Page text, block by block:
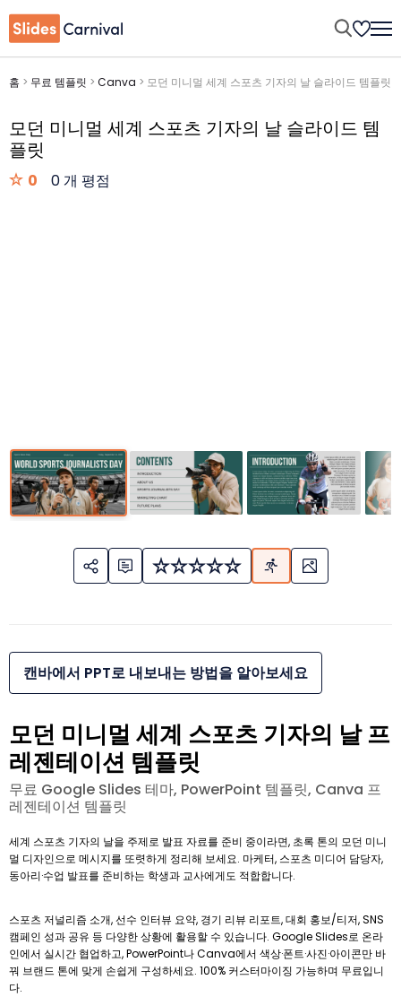
홈 > 무료 템플릿 > Canva > 모던 미니멀 세계 스포츠 기자의 날 슬라이드 템플릿
모던 미니멀 세계 스포츠 기자의 날 슬라이드 템
플릿
0 0 개 평점
캔바에서 PPT로 내보내는 방법을 알아보세요
모던 미니멀 세계 스포츠 기자의 날 프
레젠테이션 템플릿
무료 Google Slides 테마, PowerPoint 템플릿, Canva 프
레젠테이션 템플릿
세계 스포츠 기자의 날을 주제로 발표 자료를 준비 중이라면, 초록 톤의 모던 미니
멀 디자인으로 메시지를 또렷하게 정리해 보세요. 마케터, 스포츠 미디어 담당자,
동아리·수업 발표를 준비하는 학생과 교사에게도 적합합니다.
스포츠 저널리즘 소개, 선수 인터뷰 요약, 경기 리뷰 리포트, 대회 홍보/티저, SNS
캠페인 성과 공유 등 다양한 상황에 활용할 수 있습니다. Google Slides로 온라
인에서 실시간 협업하고, PowerPoint나 Canva에서 색상·폰트·사진·아이콘만 바
꿔 브랜드 톤에 맞게 손쉽게 구성하세요. 100% 커스터마이징 가능하며 무료입니
다.